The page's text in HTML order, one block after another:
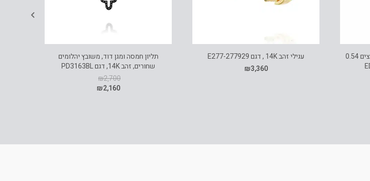
עגילי יהלומים, 14K זהב לבן, משובצים 0.54
עגילי זהב 14K , דגם E277-277929
₪3,360
תליון חמסה ומגן דוד, משובץ יהלומים
שחורים, זהב 14K, דגם PD3163BL
₪2,700
₪2,160